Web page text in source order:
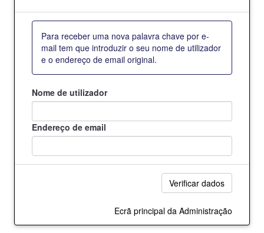
Para receber uma nova palavra chave por e-
mail tem que introduzir o seu nome de utilizador
e o endereço de email original.
Nome de utilizador
Endereço de email
Ecrã principal da Administração